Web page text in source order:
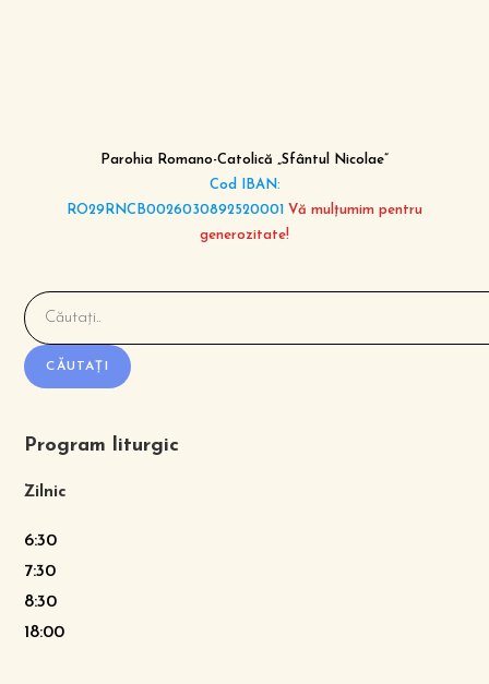
Parohia Romano-Catolică „Sfântul Nicolae”
Cod IBAN:
RO29RNCB0026030892520001 Vă mulțumim pentru
generozitate!
CĂUTAȚI
Program liturgic
Zilnic
6:30
7:30
8:30
18:00